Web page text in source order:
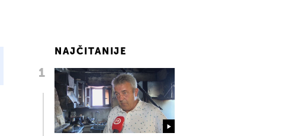
NAJČITANIJE